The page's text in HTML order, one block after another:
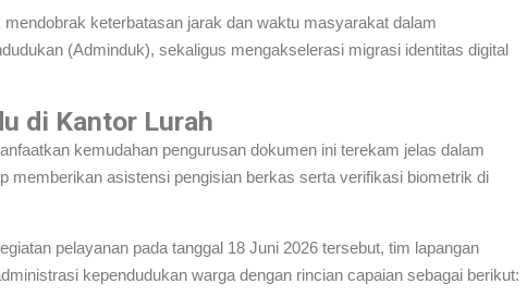
keterbatasan jarak dan waktu masyarakat dalam
(Adminduk), sekaligus mengakselerasi migrasi identitas digital
di Kantor Lurah
kemudahan pengurusan dokumen ini terekam jelas dalam
memberikan asistensi pengisian berkas serta verifikasi biometrik di
pelayanan pada tanggal 18 Juni 2026 tersebut, tim lapangan
kependudukan warga dengan rincian capaian sebagai berikut: